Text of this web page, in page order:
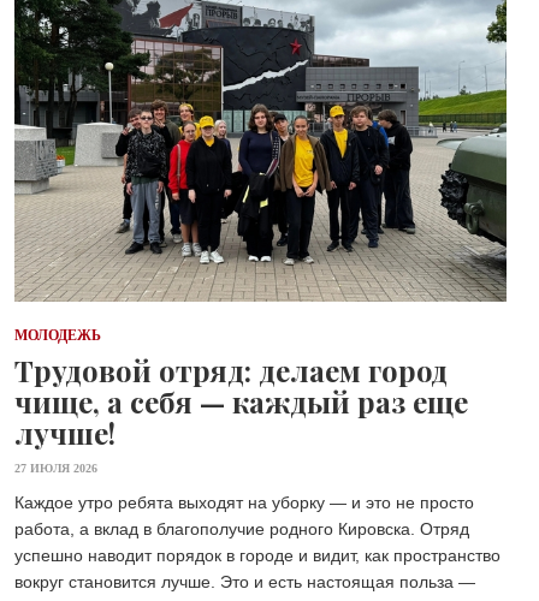
МОЛОДЕЖЬ
Трудовой отряд: делаем город
чище, а себя — каждый раз еще
лучше!
27 ИЮЛЯ 2026
Каждое утро ребята выходят на уборку — и это не просто
работа, а вклад в благополучие родного Кировска. Отряд
успешно наводит порядок в городе и видит, как пространство
вокруг становится лучше. Это и есть настоящая польза —